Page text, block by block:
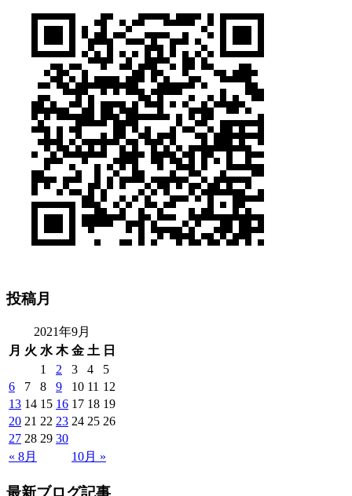
投稿月
2021年9月
月 火 水 木 金 土 日
« 8月 10月 »
1 2 3 4
5
6
7 8 9 10 11 12
13 14 15 16 17 18 19
20 21 22 23 24 25 26
27 28 29 30
最新ブログ記事